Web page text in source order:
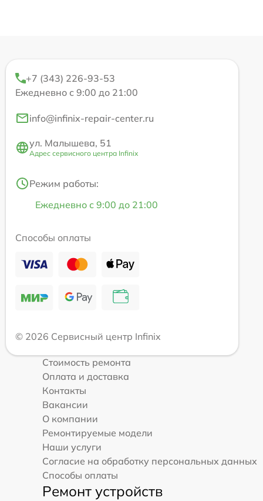
+7 (343) 226-93-53
Ежедневно с 9:00 до 21:00
info@infinix-repair-center.ru
ул. Малышева, 51
Адрес сервисного центра Infinix
Режим работы:
Ежедневно с 9:00 до 21:00
Способы оплаты
© 2026 Сервисный центр Infinix
Стоимость ремонта
Оплата и доставка
Контакты
Вакансии
О компании
Ремонтируемые модели
Наши услуги
Согласие на обработку персональных данных
Способы оплаты
Ремонт устройств